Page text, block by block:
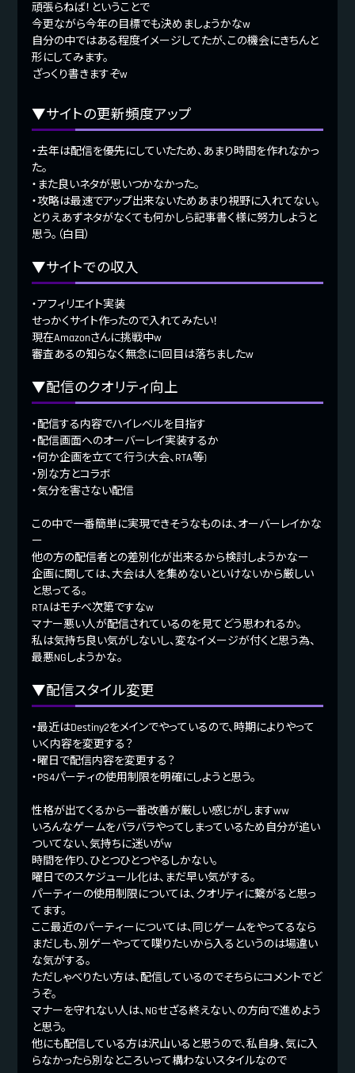
頑張らねば！ということで
今更ながら今年の目標でも決めましょうかなw
自分の中ではある程度イメージしてたが、この機会にきちんと
形にしてみます。
ざっくり書きますぞw
▼サイトの更新頻度アップ
・去年は配信を優先にしていたため、あまり時間を作れなかっ
た。
・また良いネタが思いつかなかった。
・攻略は最速でアップ出来ないためあまり視野に入れてない。
とりえあずネタがなくても何かしら記事書く様に努力しようと
思う。（白目）
▼サイトでの収入
・アフィリエイト実装
せっかくサイト作ったので入れてみたい！
現在Amazonさんに挑戦中w
審査あるの知らなく無念に1回目は落ちましたw
▼配信のクオリティ向上
・配信する内容でハイレベルを目指す
・配信画面へのオーバーレイ実装するか
・何か企画を立てて行う(大会、RTA等)
・別な方とコラボ
・気分を害さない配信
この中で一番簡単に実現できそうなものは、オーバーレイかな
ー
他の方の配信者との差別化が出来るから検討しようかなー
企画に関しては、大会は人を集めないといけないから厳しい
と思ってる。
RTAはモチベ次第ですなw
マナー悪い人が配信されているのを見てどう思われるか。
私は気持ち良い気がしないし、変なイメージが付くと思う為、
最悪NGしようかな。
▼配信スタイル変更
・最近はDestiny2をメインでやっているので、時期によりやって
いく内容を変更する？
・曜日で配信内容を変更する？
・PS4パーティの使用制限を明確にしようと思う。
性格が出てくるから一番改善が厳しい感じがしますww
いろんなゲームをバラバラやってしまっているため自分が追い
ついてない、気持ちに迷いがw
時間を作り、ひとつひとつやるしかない。
曜日でのスケジュール化は、まだ早い気がする。
パーティーの使用制限については、クオリティに繋がると思っ
てます。
ここ最近のパーティーについては、同じゲームをやってるなら
まだしも、別ゲーやってて喋りたいから入るというのは場違い
な気がする。
ただしゃべりたい方は、配信しているのでそちらにコメントでど
うぞ。
マナーを守れない人は、NGせざる終えない、の方向で進めよう
と思う。
他にも配信している方は沢山いると思うので、私自身、気に入
らなかったら別なところいって構わないスタイルなので